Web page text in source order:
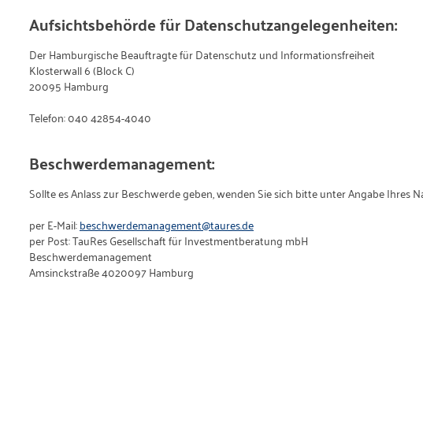
Aufsichtsbehörde für Datenschutzangelegenheiten:
Der Hamburgische Beauftragte für Datenschutz und Informationsfreiheit
Klosterwall 6 (Block C)
20095 Hamburg
Telefon: 040 42854-4040
Beschwerdemanagement:
Sollte es Anlass zur Beschwerde geben, wenden Sie sich bitte unter Angabe
per E-Mail:beschwerdemanagement@taures.de
per Post: TauRes Gesellschaft für Investmentberatung mbH
Beschwerdemanagement
Amsinckstraße 4020097 Hamburg